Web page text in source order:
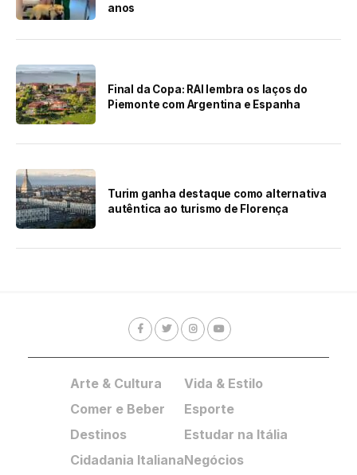
anos
Final da Copa: RAI lembra os laços do
Piemonte com Argentina e Espanha
Turim ganha destaque como alternativa
autêntica ao turismo de Florença
Arte & Cultura
Comer e Beber
Destinos
Cidadania Italiana
Vida & Estilo
Esporte
Estudar na Itália
Negócios